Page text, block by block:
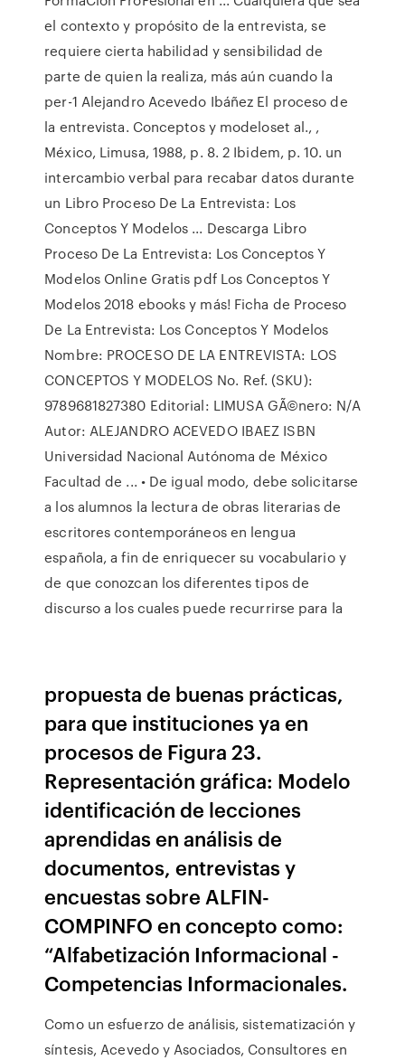
el contexto y propósito de la entrevista, se
requiere cierta habilidad y sensibilidad de
parte de quien la realiza, más aún cuando la
per-1 Alejandro Acevedo Ibáñez El proceso de
la entrevista. Conceptos y modeloset al., ,
México, Limusa, 1988, p. 8. 2 Ibidem, p. 10. un
intercambio verbal para recabar datos durante
un Libro Proceso De La Entrevista: Los
Conceptos Y Modelos ... Descarga Libro
Proceso De La Entrevista: Los Conceptos Y
Modelos Online Gratis pdf Los Conceptos Y
Modelos 2018 ebooks y más! Ficha de Proceso
De La Entrevista: Los Conceptos Y Modelos
Nombre: PROCESO DE LA ENTREVISTA: LOS
CONCEPTOS Y MODELOS No. Ref. (SKU):
9789681827380 Editorial: LIMUSA GÃ©nero: N/A
Autor: ALEJANDRO ACEVEDO IBAEZ ISBN
Universidad Nacional Autónoma de México
Facultad de ... • De igual modo, debe solicitarse
a los alumnos la lectura de obras literarias de
escritores contemporáneos en lengua
española, a fin de enriquecer su vocabulario y
de que conozcan los diferentes tipos de
discurso a los cuales puede recurrirse para la
propuesta de buenas prácticas,
para que instituciones ya en
procesos de Figura 23.
Representación gráfica: Modelo
identificación de lecciones
aprendidas en análisis de
documentos, entrevistas y
encuestas sobre ALFIN-
COMPINFO en concepto como:
“Alfabetización Informacional -
Competencias Informacionales.
Como un esfuerzo de análisis, sistematización y
síntesis, Acevedo y Asociados, Consultores en